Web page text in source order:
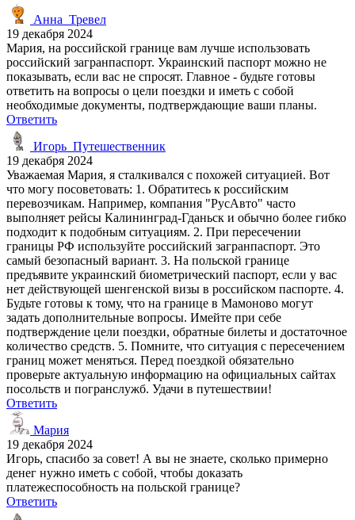
Анна_Тревел
19 декабря 2024
Мария, на российской границе вам лучше использовать
российский загранпаспорт. Украинский паспорт можно не
показывать, если вас не спросят. Главное - будьте готовы
ответить на вопросы о цели поездки и иметь с собой
необходимые документы, подтверждающие ваши планы.
Ответить
Игорь_Путешественник
19 декабря 2024
Уважаемая Мария, я сталкивался с похожей ситуацией. Вот
что могу посоветовать: 1. Обратитесь к российским
перевозчикам. Например, компания "РусАвто" часто
выполняет рейсы Калининград-Гданьск и обычно более гибко
подходит к подобным ситуациям. 2. При пересечении
границы РФ используйте российский загранпаспорт. Это
самый безопасный вариант. 3. На польской границе
предъявите украинский биометрический паспорт, если у вас
нет действующей шенгенской визы в российском паспорте. 4.
Будьте готовы к тому, что на границе в Мамоново могут
задать дополнительные вопросы. Имейте при себе
подтверждение цели поездки, обратные билеты и достаточное
количество средств. 5. Помните, что ситуация с пересечением
границ может меняться. Перед поездкой обязательно
проверьте актуальную информацию на официальных сайтах
посольств и погранслужб. Удачи в путешествии!
Ответить
Мария
19 декабря 2024
Игорь, спасибо за совет! А вы не знаете, сколько примерно
денег нужно иметь с собой, чтобы доказать
платежеспособность на польской границе?
Ответить